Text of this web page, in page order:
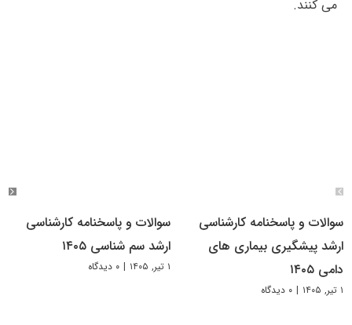
می کنند.
سوالات و پاسخنامه کارشناسی
ارشد پیشگیری بیماری های
دامی ۱۴۰۵
۱ تیر, ۱۴۰۵ | ۰ دیدگاه
سوالات و پاسخنامه کارشناسی
ارشد سم شناسی ۱۴۰۵
۱ تیر, ۱۴۰۵ | ۰ دیدگاه